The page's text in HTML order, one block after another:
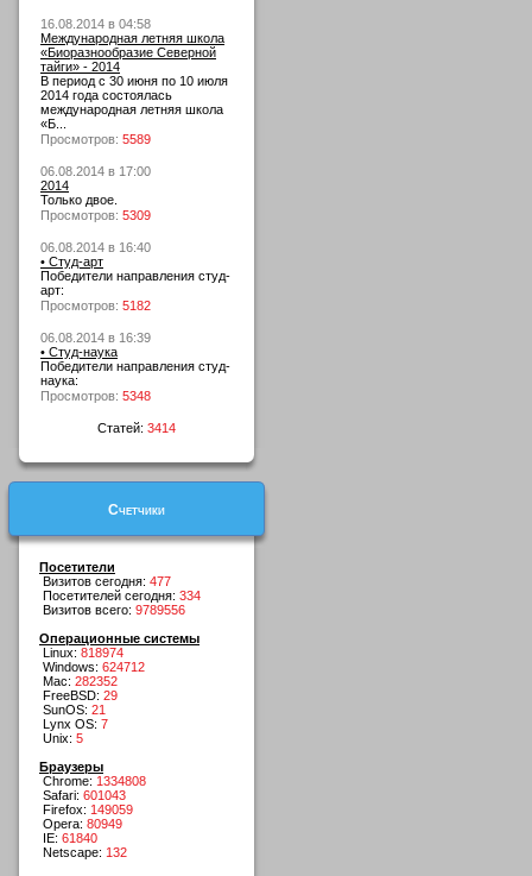
16.08.2014 в 04:58
Международная летняя школа
«Биоразнообразие Северной
тайги» - 2014
В период с 30 июня по 10 июля
2014 года состоялась
международная летняя школа
«Б...
Просмотров: 5589
06.08.2014 в 17:00
2014
Только двое.
Просмотров: 5309
06.08.2014 в 16:40
• Студ-арт
Победители направления студ-
арт:
Просмотров: 5182
06.08.2014 в 16:39
• Студ-наука
Победители направления студ-
наука:
Просмотров: 5348
Статей: 3414
Счетчики
Посетители
Визитов сегодня: 477
Посетителей сегодня: 334
Визитов всего: 9789556
Операционные системы
Linux: 818974
Windows: 624712
Mac: 282352
FreeBSD: 29
SunOS: 21
Lynx OS: 7
Unix: 5
Браузеры
Chrome: 1334808
Safari: 601043
Firefox: 149059
Opera: 80949
IE: 61840
Netscape: 132